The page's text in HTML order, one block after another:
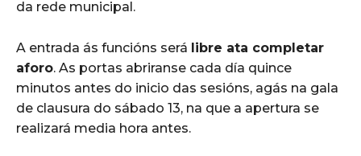
da rede municipal.
A entrada ás funcións será libre ata completar
aforo. As portas abriranse cada día quince
minutos antes do inicio das sesións, agás na gala
de clausura do sábado 13, na que a apertura se
realizará media hora antes.